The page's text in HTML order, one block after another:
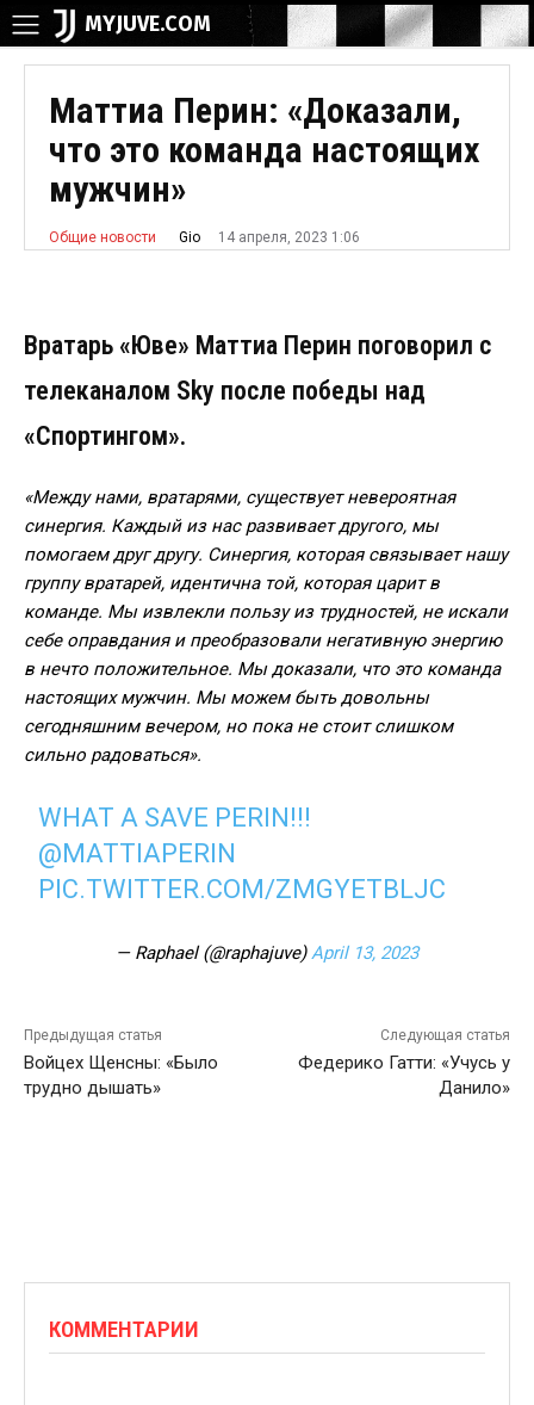
MYJUVE.COM
Маттиа Перин: «Доказали,
что это команда настоящих
мужчин»
Общие новости Gio 14 апреля, 2023 1:06
Вратарь «Юве» Маттиа Перин поговорил с
телеканалом Sky после победы над
«Спортингом».
«Между нами, вратарями, существует невероятная
синергия. Каждый из нас развивает другого, мы
помогаем друг другу. Синергия, которая связывает нашу
группу вратарей, идентична той, которая царит в
команде. Мы извлекли пользу из трудностей, не искали
себе оправдания и преобразовали негативную энергию
в нечто положительное. Мы доказали, что это команда
настоящих мужчин. Мы можем быть довольны
сегодняшним вечером, но пока не стоит слишком
сильно радоваться».
WHAT A SAVE PERIN!!!
@MATTIAPERIN
PIC.TWITTER.COM/ZMGYETBLJC
— Raphael (@raphajuve)April 13, 2023
Предыдущая статья
Войцех Щенсны: «Было
трудно дышать»
Следующая статья
Федерико Гатти: «Учусь у
Данило»
КОММЕНТАРИИ